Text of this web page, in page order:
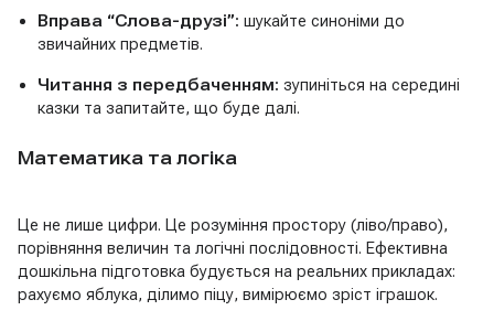
Вправа “Слова-друзі”: шукайте синоніми до
звичайних предметів.
Читання з передбаченням: зупиніться на середині
казки та запитайте, що буде далі.
Математика та логіка
Це не лише цифри. Це розуміння простору (ліво/право),
порівняння величин та логічні послідовності. Ефективна
дошкільна підготовка будується на реальних прикладах:
рахуємо яблука, ділимо піцу, вимірюємо зріст іграшок.